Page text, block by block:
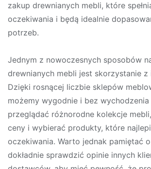
zakup drewnianych mebli, które
oczekiwania i będą idealnie
potrzeb.
Jednym z nowoczesnych sposobów
drewnianych mebli jest skorzystanie z
Dzięki rosnącej liczbie sklepów
możemy wygodnie i bez wychodzenia
przeglądać różnorodne kolekcje
ceny i wybierać produkty, które
oczekiwania. Warto jednak pamiętać
dokładnie sprawdzić opinie innych